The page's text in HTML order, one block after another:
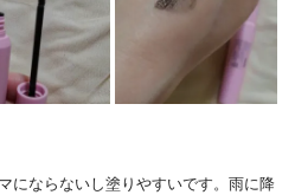
にならないし塗りやすいです。雨に降